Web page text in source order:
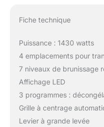
Fiche technique
Puissance : 1430 watts
4 emplacements pour
7 niveaux de brunissage
Affichage LED
3 programmes :
Grille à centrage
Levier à grande levée